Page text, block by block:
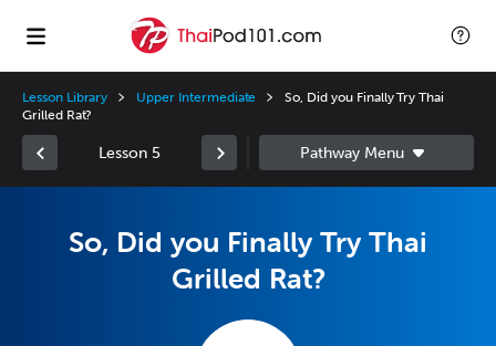
Lesson Library Upper Intermediate
So, Did you Finally Try Thai
Grilled Rat?
Lesson 5
So, Did you Finally Try Thai
Grilled Rat?